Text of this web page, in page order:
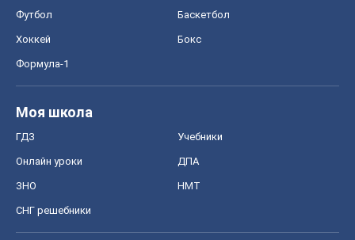
Футбол Баскетбол
Хоккей Бокс
Формула-1
Моя школа
ГДЗ Учебники
Онлайн уроки ДПА
ЗНО НМТ
СНГ решебники